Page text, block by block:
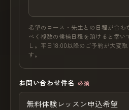
希望のコース・先生との日程が合わ
べく複数の候補日程を頂けると幸
し。平日18:00以降のご予約が大変
す。
お問い合わせ件名 必須